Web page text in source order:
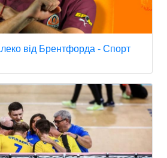
від Брентфорда - Спорт